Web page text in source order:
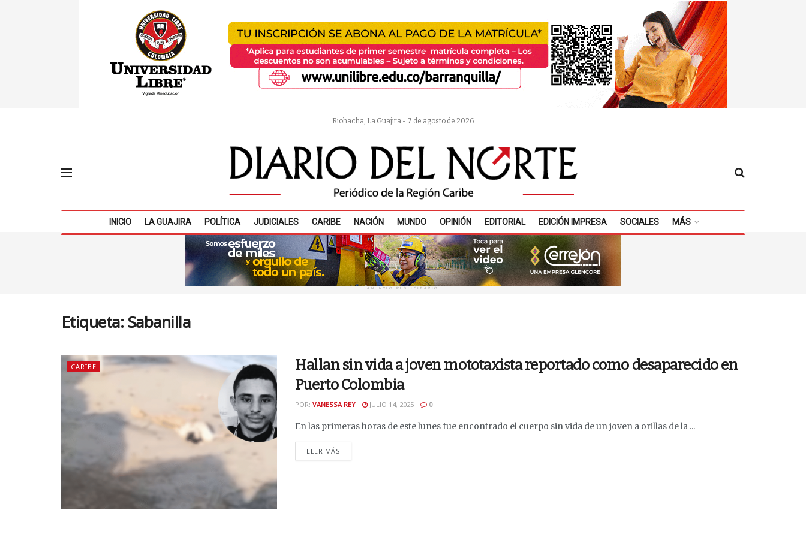
Riohacha, La Guajira - 7 de agosto de 2026
INICIO LA GUAJIRA POLÍTICA JUDICIALES CARIBE NACIÓN MUNDO OPINIÓN EDITORIAL EDICIÓN IMPRESA SOCIALES MÁS
ANUNCIO PUBLICITARIO
Etiqueta: Sabanilla
CARIBE
Hallan sin vida a joven mototaxista reportado como desaparecido en
Puerto Colombia
POR: VANESSA REY JULIO 14, 2025 0
En las primeras horas de este lunes fue encontrado el cuerpo sin vida de un joven a orillas de la ...
LEER MÁS